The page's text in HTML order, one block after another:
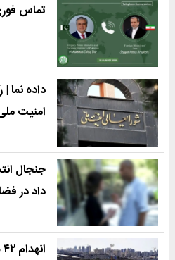
تماس
داده نما |
امنیت
جنجال
داد در